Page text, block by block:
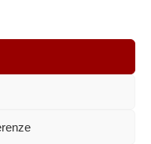
Online
Internazionale
Internazionale